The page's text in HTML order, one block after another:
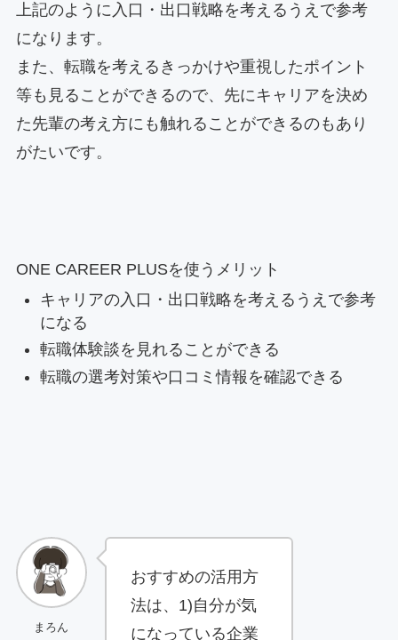
上記のように入口・出口戦略を考えるうえで参考
になります。
また、転職を考えるきっかけや重視したポイント
等も見ることができるので、先にキャリアを決め
た先輩の考え方にも触れることができるのもあり
がたいです。
ONE CAREER PLUSを使うメリット
キャリアの入口・出口戦略を考えるうえで参考
になる
転職体験談を見れることができる
転職の選考対策や口コミ情報を確認できる
まろん
おすすめの活用方
法は、1)自分が気
になっている企業